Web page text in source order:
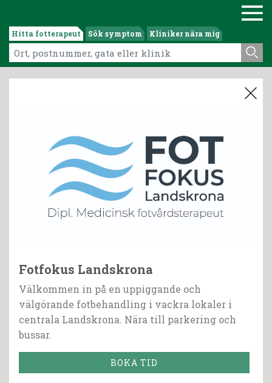
Hitta fotterapeut Sök symptom Kliniker nära mig
Fotfokus Landskrona
Välkommen in på en uppiggande och
välgörande fotbehandling i vackra lokaler i
centrala Landskrona. Nära till parkering och
bussar.
BOKA TID